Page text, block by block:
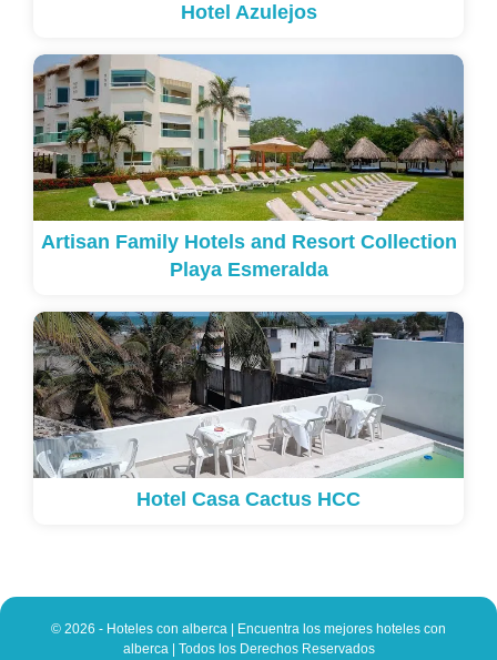
Hotel Azulejos
Artisan Family Hotels and Resort Collection
Playa Esmeralda
Hotel Casa Cactus HCC
© 2026 - Hoteles con alberca | Encuentra los mejores hoteles con
alberca | Todos los Derechos Reservados